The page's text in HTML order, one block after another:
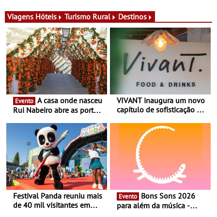
na Quinta do Lago com
uma experiência que une
gastronomia mediterrânica,
cocktails de assinatura e
música
líder
Viagens Hóteis Turismo Rural Destinos
Evento
Rui Nabeiro abre as portas
Povo de Campo Maior -
Festas decorrem entre 8 e
16 de agosto
VIVANT inaugura um novo
capítulo de sofisticação no
gerência, o Vivant reabre
na Quinta do Lago com
uma experiência que une
gastronomia mediterrânica,
cocktails de assinatura e
música
Festival Panda reuniu mais
de 40 mil visitantes em
Evento
para além da música -